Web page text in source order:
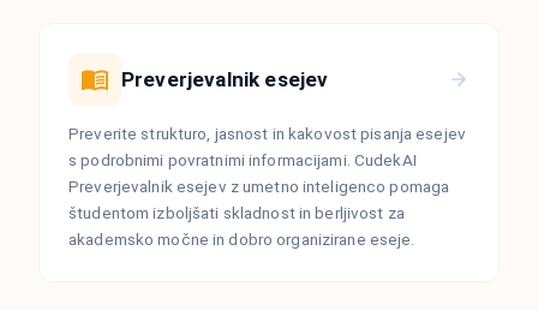
Preverjevalnik esejev
Preverite strukturo, jasnost in kakovost pisanja esejev
s podrobnimi povratnimi informacijami. CudekAI
Preverjevalnik esejev z umetno inteligenco pomaga
študentom izboljšati skladnost in berljivost za
akademsko močne in dobro organizirane eseje.